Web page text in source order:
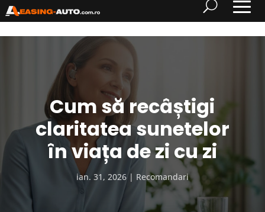
Cum să recâștigi
claritatea sunetelor
în viața de zi cu zi
ian. 31, 2026 Recomandari